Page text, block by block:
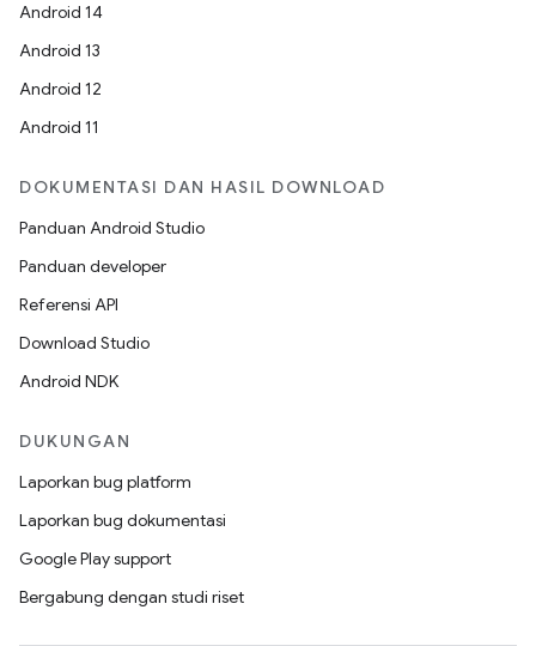
Android 14
Android 13
Android 12
Android 11
DOKUMENTASI DAN HASIL DOWNLOAD
Panduan Android Studio
Panduan developer
Referensi API
Download Studio
Android NDK
DUKUNGAN
Laporkan bug platform
Laporkan bug dokumentasi
Google Play support
Bergabung dengan studi riset